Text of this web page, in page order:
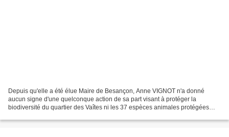
Depuis qu'elle a été élue Maire de Besançon, Anne VIGNOT n'a donné
aucun signe d'une quelconque action de sa part visant à protéger la
biodiversité du quartier des Vaîtes ni les 37 espèces animales protégées